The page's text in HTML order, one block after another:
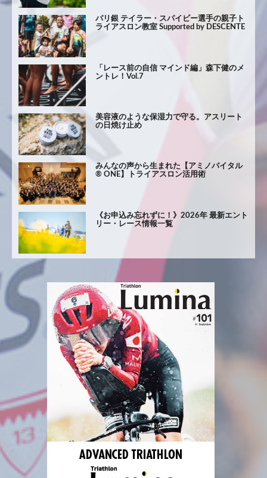
パリ銀 テイラー・スパイビー選手の親子ト
ライアスロン教室 Supported by DESCENTE
「レース前の自信 マインド編」森下健のメ
ントレ！Vol.7
美容液のような保湿力で守る。アスリート
の日焼け止め
みんなの声から生まれた【アミノバイタル
® ONE】トライアスロン活用術
《お申込み忘れずに！》2026年 最新エント
リー・レース情報一覧